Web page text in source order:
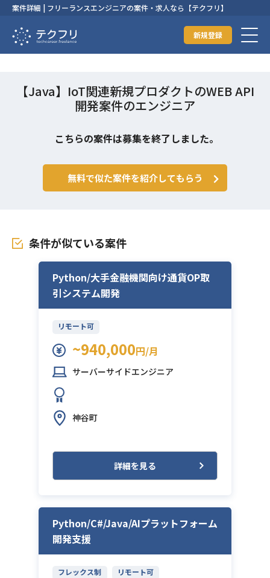
案件詳細 | フリーランスエンジニアの案件・求人なら【テクフリ】
新規登録
【Java】IoT関連新規プロダクトのWEB API
開発案件のエンジニア
こちらの案件は募集を終了しました。
無料で似た案件を紹介してもらう
条件が似ている案件
Python/大手金融機関向け通貨OP取
引システム開発
リモート可
~940,000円/月
サーバーサイドエンジニア
神谷町
詳細を見る
Python/C#/Java/AIプラットフォーム
開発支援
フレックス制 リモート可